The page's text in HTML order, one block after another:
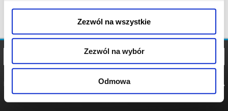
Zezwól na wszystkie
Zezwól na wybór
Odmowa
POLITYKA
POLITYKA